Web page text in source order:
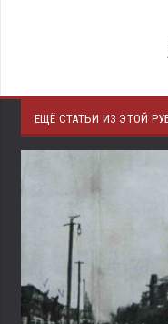
ЕЩЁ СТАТЬИ ИЗ ЭТОЙ